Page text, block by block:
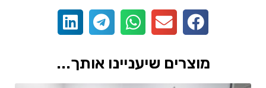
מוצרים שיעניינו אותך...